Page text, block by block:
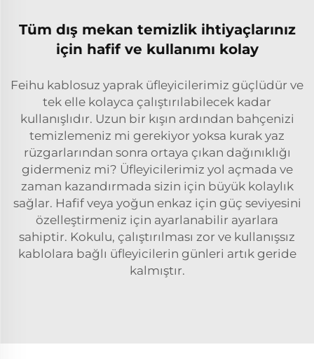
Tüm dış mekan temizlik ihtiyaçlarınız
için hafif ve kullanımı kolay
Feihu kablosuz yaprak üfleyicilerimiz güçlüdür ve
tek elle kolayca çalıştırılabilecek kadar
kullanışlıdır. Uzun bir kışın ardından bahçenizi
temizlemeniz mi gerekiyor yoksa kurak yaz
rüzgarlarından sonra ortaya çıkan dağınıklığı
gidermeniz mi? Üfleyicilerimiz yol açmada ve
zaman kazandırmada sizin için büyük kolaylık
sağlar. Hafif veya yoğun enkaz için güç seviyesini
özelleştirmeniz için ayarlanabilir ayarlara
sahiptir. Kokulu, çalıştırılması zor ve kullanışsız
kablolara bağlı üfleyicilerin günleri artık geride
kalmıştır.